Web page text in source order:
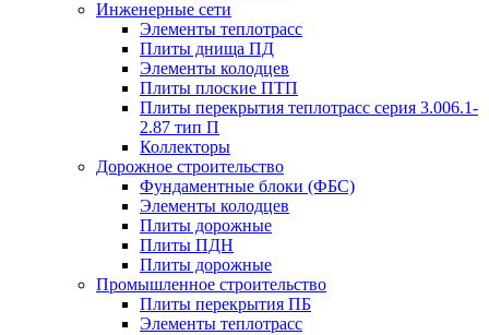
Инженерные сети
Элементы теплотрасс
Плиты днища ПД
Элементы колодцев
Плиты плоские ПТП
Плиты перекрытия теплотрасс серия 3.006.1-
2.87 тип П
Коллекторы
Дорожное строительство
Фундаментные блоки (ФБС)
Элементы колодцев
Плиты дорожные
Плиты ПДН
Плиты дорожные
Промышленное строительство
Плиты перекрытия ПБ
Элементы теплотрасс